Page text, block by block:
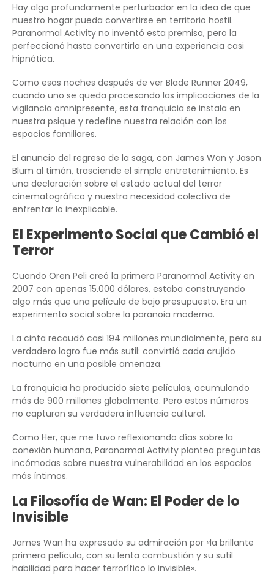
Hay algo profundamente perturbador en la idea de que
nuestro hogar pueda convertirse en territorio hostil.
Paranormal Activity no inventó esta premisa, pero la
perfeccionó hasta convertirla en una experiencia casi
hipnótica.
Como esas noches después de ver Blade Runner 2049,
cuando uno se queda procesando las implicaciones de la
vigilancia omnipresente, esta franquicia se instala en
nuestra psique y redefine nuestra relación con los
espacios familiares.
El anuncio del regreso de la saga, con James Wan y Jason
Blum al timón, trasciende el simple entretenimiento. Es
una declaración sobre el estado actual del terror
cinematográfico y nuestra necesidad colectiva de
enfrentar lo inexplicable.
El Experimento Social que Cambió el
Terror
Cuando Oren Peli creó la primera Paranormal Activity en
2007 con apenas 15.000 dólares, estaba construyendo
algo más que una película de bajo presupuesto. Era un
experimento social sobre la paranoia moderna.
La cinta recaudó casi 194 millones mundialmente, pero su
verdadero logro fue más sutil: convirtió cada crujido
nocturno en una posible amenaza.
La franquicia ha producido siete películas, acumulando
más de 900 millones globalmente. Pero estos números
no capturan su verdadera influencia cultural.
Como Her, que me tuvo reflexionando días sobre la
conexión humana, Paranormal Activity plantea preguntas
incómodas sobre nuestra vulnerabilidad en los espacios
más íntimos.
La Filosofía de Wan: El Poder de lo
Invisible
James Wan ha expresado su admiración por «la brillante
primera película, con su lenta combustión y su sutil
habilidad para hacer terrorífico lo invisible».